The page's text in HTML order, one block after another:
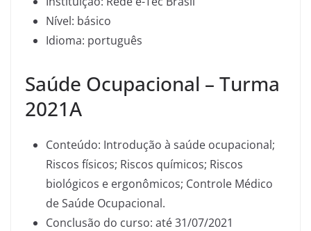
Nível: básico
Idioma: português
Saúde Ocupacional – Turma
2021A
Conteúdo: Introdução à saúde ocupacional;
Riscos físicos; Riscos químicos; Riscos
biológicos e ergonômicos; Controle Médico
de Saúde Ocupacional.
Conclusão do curso: até 31/07/2021